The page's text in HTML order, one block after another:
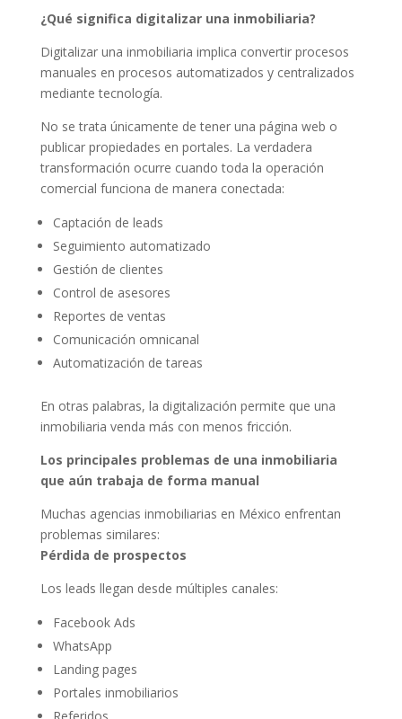
¿Qué significa digitalizar una inmobiliaria?
Digitalizar una inmobiliaria implica convertir procesos
manuales en procesos automatizados y centralizados
mediante tecnología.
No se trata únicamente de tener una página web o
publicar propiedades en portales. La verdadera
transformación ocurre cuando toda la operación
comercial funciona de manera conectada:
Captación de leads
Seguimiento automatizado
Gestión de clientes
Control de asesores
Reportes de ventas
Comunicación omnicanal
Automatización de tareas
En otras palabras, la digitalización permite que una
inmobiliaria venda más con menos fricción.
Los principales problemas de una inmobiliaria
que aún trabaja de forma manual
Muchas agencias inmobiliarias en México enfrentan
problemas similares:
Pérdida de prospectos
Los leads llegan desde múltiples canales:
Facebook Ads
WhatsApp
Landing pages
Portales inmobiliarios